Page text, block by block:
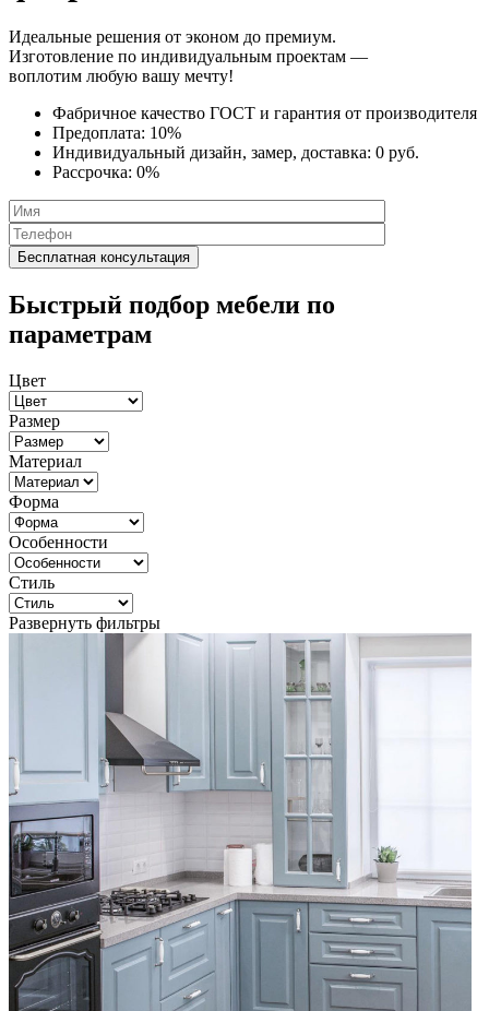
Идеальные решения от эконом до премиум.
Изготовление по индивидуальным проектам —
воплотим любую вашу мечту!
Фабричное качество ГОСТ и гарантия от производителя
Предоплата: 10%
Индивидуальный дизайн, замер, доставка: 0 руб.
Рассрочка: 0%
Быстрый подбор мебели по
параметрам
Цвет
Размер
Материал
Форма
Особенности
Стиль
Развернуть фильтры